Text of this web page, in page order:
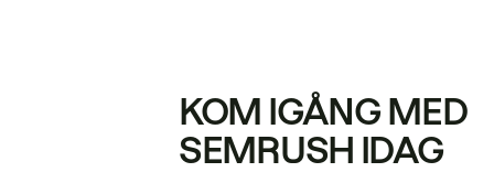
KOM IGÅNG MED
SEMRUSH IDAG